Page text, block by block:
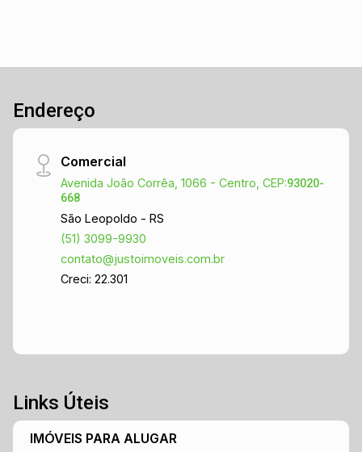
Endereço
Comercial
Avenida João Corrêa, 1066 - Centro, CEP:93020-
668
São Leopoldo - RS
(51) 3099-9930
contato@justoimoveis.com.br
Creci: 22.301
Links Úteis
IMÓVEIS PARA ALUGAR